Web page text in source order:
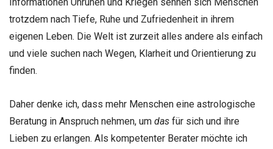
trotzdem nach Tiefe, Ruhe und Zufriedenheit in ihrem
eigenen Leben. Die Welt ist zurzeit alles andere als einfach
und viele suchen nach Wegen, Klarheit und Orientierung zu
finden.
Daher denke ich, dass mehr Menschen eine astrologische
Beratung in Anspruch nehmen, um das für sich und ihre
Lieben zu erlangen. Als kompetenter Berater möchte ich